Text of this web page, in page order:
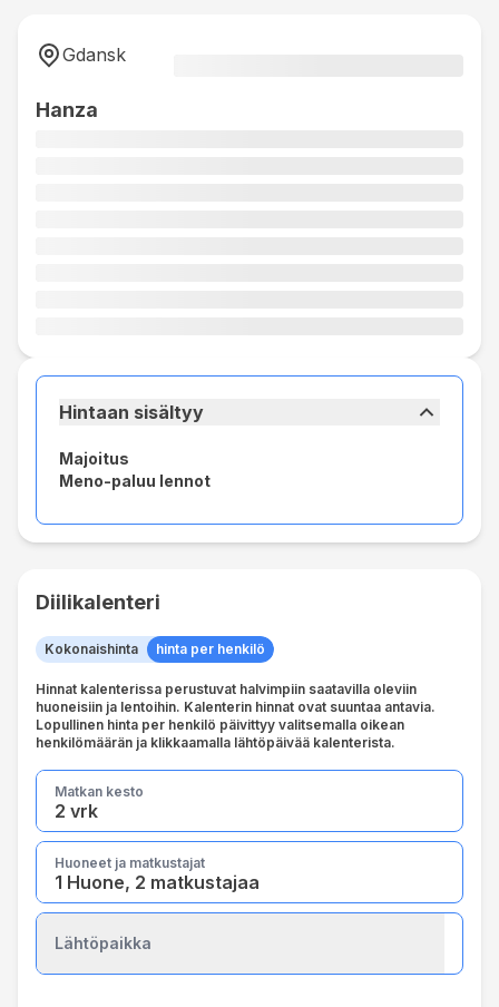
Gdansk
Hanza
Hintaan sisältyy
Majoitus
Meno-paluu lennot
Diilikalenteri
Kokonaishinta hinta per henkilö
Hinnat kalenterissa perustuvat halvimpiin saatavilla oleviin
huoneisiin ja lentoihin. Kalenterin hinnat ovat suuntaa antavia.
Lopullinen hinta per henkilö päivittyy valitsemalla oikean
henkilömäärän ja klikkaamalla lähtöpäivää kalenterista.
2 vrk
Matkan kesto
1 Huone, 2 matkustajaa
Huoneet ja matkustajat
Lähtöpaikka